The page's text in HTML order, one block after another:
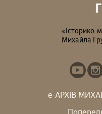
«Історико-
Михайла
е-АРХІВ